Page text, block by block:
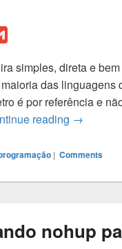
a
i
l
simples, direta e
das linguagens
é por referência e
reading →
| Comments
nohup